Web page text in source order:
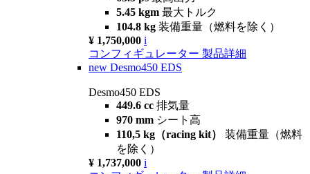
5.45 kgm 最大トルク
104.8 kg 装備重量（燃料を除く）
¥ 1,750,000 i
コンフィギュレーター 製品詳細
new Desmo450 EDS
Desmo450 EDS
449.6 cc 排気量
970 mm シート高
110,5 kg（racing kit） 装備重量（燃料
を除く）
¥ 1,737,000 i